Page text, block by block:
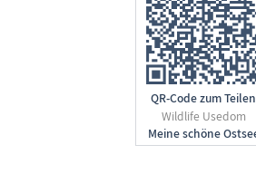
QR-Code zum Teilen
Wildlife Usedom